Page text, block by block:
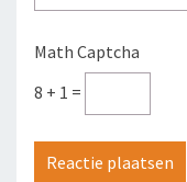
Math Captcha
8 + 1 =